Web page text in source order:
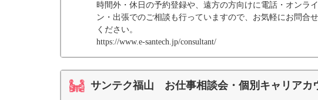
時間外・休日の予約登録や、遠方の方向けに電話・オンライ
ン・出張でのご相談も行っていますので、お気軽にお問合せ
ください。
https://www.e-santech.jp/consultant/
サンテク福山 お仕事相談会・個別キャリアカ